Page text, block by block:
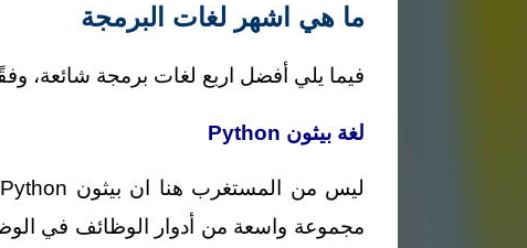
ما هي اشهر لغات البرمجة
فيما يلي أفضل اربع لغات برمجة شائعة،
لغة بيثون Python
مجموعة واسعة من أدوار الوظائف في